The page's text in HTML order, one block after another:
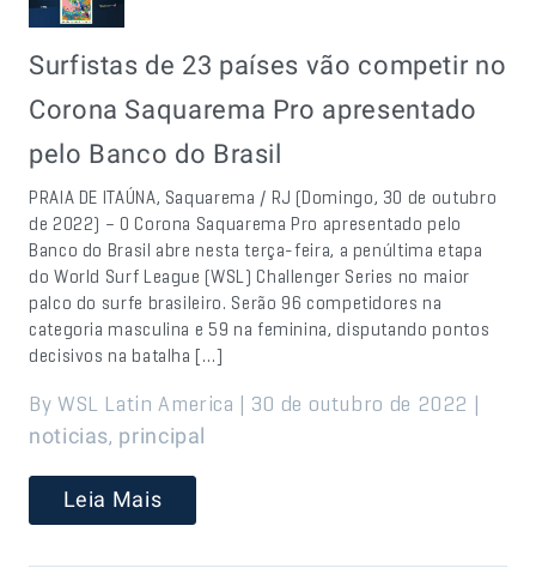
Surfistas de 23 países vão competir no
Corona Saquarema Pro apresentado
pelo Banco do Brasil
PRAIA DE ITAÚNA, Saquarema / RJ (Domingo, 30 de outubro
de 2022) – O Corona Saquarema Pro apresentado pelo
Banco do Brasil abre nesta terça-feira, a penúltima etapa
do World Surf League (WSL) Challenger Series no maior
palco do surfe brasileiro. Serão 96 competidores na
categoria masculina e 59 na feminina, disputando pontos
decisivos na batalha […]
By WSL Latin America | 30 de outubro de 2022 |
noticias, principal
Leia Mais